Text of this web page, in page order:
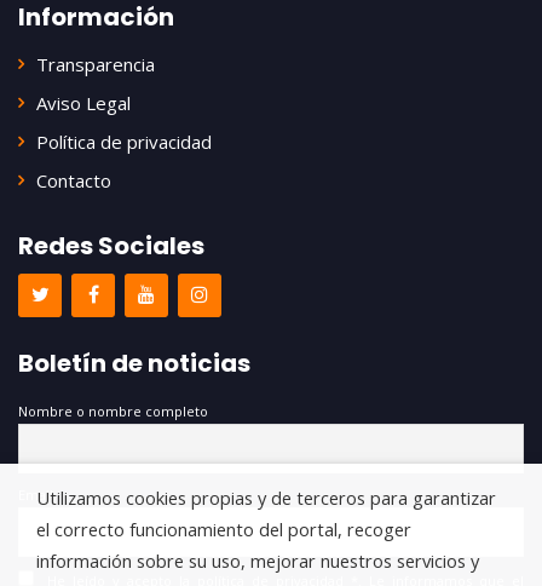
Información
Transparencia
Aviso Legal
Política de privacidad
Contacto
Redes Sociales
Boletín de noticias
Nombre o nombre completo
Email
Utilizamos cookies propias y de terceros para garantizar
el correcto funcionamiento del portal, recoger
información sobre su uso, mejorar nuestros servicios y